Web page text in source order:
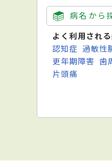
病名から
よく利用され
認知症 過敏性
更年期障害 歯
片頭痛